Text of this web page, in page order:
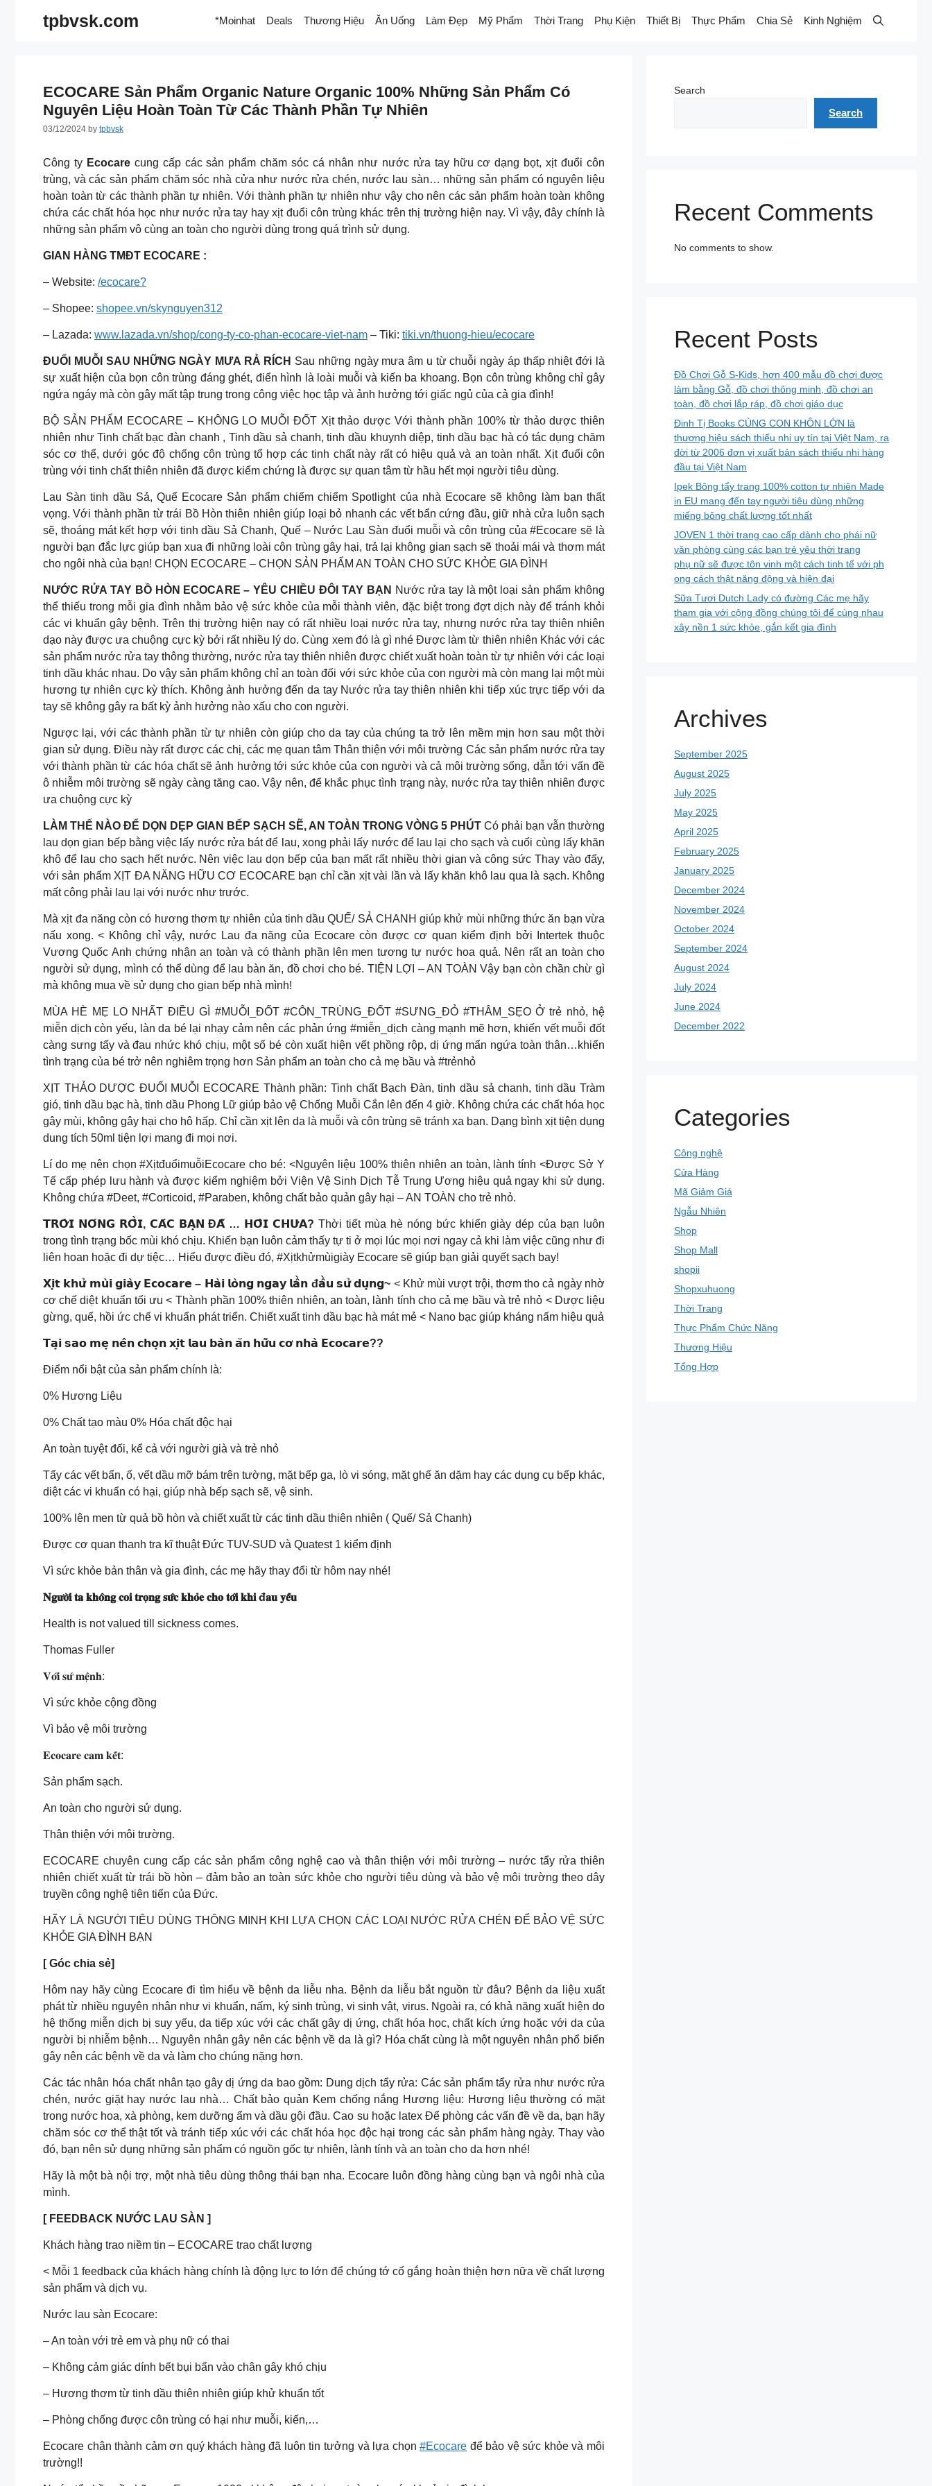
tpbvsk.com *Moinhat Deals Thương Hiệu Ăn Uống Làm Đẹp Mỹ Phẩm Thời Trang Phụ Kiện Thiết Bị Thực Phẩm Chia Sẻ Kinh Nghiệm
ECOCARE Sản Phẩm Organic Nature Organic 100% Những Sản Phẩm Có
Nguyên Liệu Hoàn Toàn Từ Các Thành Phần Tự Nhiên
03/12/2024 by tpbvsk
Công ty Ecocarecung cấp các sản phẩm chăm sóc cá nhân như nước rửa tay hữu cơ dạng bọt, xịt đuổi côn
trùng, và các sản phẩm chăm sóc nhà cửa như nước rửa chén, nước lau sàn… những sản phẩm có nguyên liệu
hoàn toàn từ các thành phần tự nhiên. Với thành phần tự nhiên như vậy cho nên các sản phẩm hoàn toàn không
chứa các chất hóa học như nước rửa tay hay xịt đuổi côn trùng khác trên thị trường hiện nay. Vì vậy, đây chính là
những sản phẩm vô cùng an toàn cho người dùng trong quá trình sử dụng.
GIAN HÀNG TMĐT ECOCARE :
– Website: /ecocare?
– Shopee: shopee.vn/skynguyen312
– Lazada: www.lazada.vn/shop/cong-ty-co-phan-ecocare-viet-nam – Tiki: tiki.vn/thuong-hieu/ecocare
ĐUỔI MUỖI SAU NHỮNG NGÀY MƯA RẢ RÍCH Sau những ngày mưa âm u từ chuỗi ngày áp thấp nhiệt đới là
sự xuất hiện của bọn côn trùng đáng ghét, điển hình là loài muỗi và kiến ba khoang. Bọn côn trùng không chỉ gây
ngứa ngáy mà còn gây mất tập trung trong công việc học tập và ảnh hưởng tới giấc ngủ của cả gia đình!
BỘ SẢN PHẨM ECOCARE – KHÔNG LO MUỖI ĐỐT Xịt thảo dược Với thành phần 100% từ thảo dược thiên
nhiên như Tinh chất bạc đàn chanh , Tinh dầu sả chanh, tinh dầu khuynh diệp, tinh dầu bạc hà có tác dụng chăm
sóc cơ thể, dưới góc độ chống côn trùng tổ hợp các tinh chất này rất có hiệu quả và an toàn nhất. Xịt đuổi côn
trùng với tinh chất thiên nhiên đã được kiểm chứng là được sự quan tâm từ hầu hết mọi người tiêu dùng.
Lau Sàn tinh dầu Sả, Quế Ecocare Sản phẩm chiếm chiếm Spotlight của nhà Ecocare sẽ không làm bạn thất
vọng. Với thành phần từ trái Bồ Hòn thiên nhiên giúp loại bỏ nhanh các vết bẩn cứng đầu, giữ nhà cửa luôn sạch
sẽ, thoáng mát kết hợp với tinh dầu Sả Chanh, Quế – Nước Lau Sàn đuổi muỗi và côn trùng của #Ecocare sẽ là
người bạn đắc lực giúp bạn xua đi những loài côn trùng gây hại, trả lại không gian sạch sẽ thoải mái và thơm mát
cho ngôi nhà của bạn! CHỌN ECOCARE – CHỌN SẢN PHẨM AN TOÀN CHO SỨC KHỎE GIA ĐÌNH
NƯỚC RỬA TAY BỒ HÒN ECOCARE – YÊU CHIỀU ĐÔI TAY BẠN Nước rửa tay là một loại sản phẩm không
thể thiếu trong mỗi gia đình nhằm bảo vệ sức khỏe của mỗi thành viên, đặc biệt trong đợt dịch này để tránh khỏi
các vi khuẩn gây bệnh. Trên thị trường hiện nay có rất nhiều loại nước rửa tay, nhưng nước rửa tay thiên nhiên
dạo này được ưa chuộng cực kỳ bởi rất nhiều lý do. Cùng xem đó là gì nhé Được làm từ thiên nhiên Khác với các
sản phẩm nước rửa tay thông thường, nước rửa tay thiên nhiên được chiết xuất hoàn toàn từ tự nhiên với các loại
tinh dầu khác nhau. Do vậy sản phẩm không chỉ an toàn đối với sức khỏe của con người mà còn mang lại một mùi
hương tự nhiên cực kỳ thích. Không ảnh hưởng đến da tay Nước rửa tay thiên nhiên khi tiếp xúc trực tiếp với da
tay sẽ không gây ra bất kỳ ảnh hưởng nào xấu cho con người.
Ngược lại, với các thành phần từ tự nhiên còn giúp cho da tay của chúng ta trở lên mềm mịn hơn sau một thời
gian sử dụng. Điều này rất được các chị, các mẹ quan tâm Thân thiện với môi trường Các sản phẩm nước rửa tay
với thành phần từ các hóa chất sẽ ảnh hưởng tới sức khỏe của con người và cả môi trường sống, dẫn tới vấn đề
ô nhiễm môi trường sẽ ngày càng tăng cao. Vậy nên, để khắc phục tình trạng này, nước rửa tay thiên nhiên được
ưa chuộng cực kỳ
LÀM THẾ NÀO ĐỂ DỌN DẸP GIAN BẾP SẠCH SẼ, AN TOÀN TRONG VÒNG 5 PHÚT Có phải bạn vẫn thường
lau dọn gian bếp bằng việc lấy nước rửa bát để lau, xong phải lấy nước để lau lại cho sạch và cuối cùng lấy khăn
khô để lau cho sạch hết nước. Nên việc lau dọn bếp của bạn mất rất nhiều thời gian và công sức Thay vào đấy,
với sản phẩm XỊT ĐA NĂNG HỮU CƠ ECOCARE bạn chỉ cần xịt vài lần và lấy khăn khô lau qua là sạch. Không
mất công phải lau lại với nước như trước.
Mà xịt đa năng còn có hương thơm tự nhiên của tinh dầu QUẾ/ SẢ CHANH giúp khử mùi những thức ăn bạn vừa
nấu xong. < Không chỉ vậy, nước Lau đa năng của Ecocare còn được cơ quan kiểm định bởi Intertek thuộc
Vương Quốc Anh chứng nhận an toàn và có thành phần lên men tương tự nước hoa quả. Nên rất an toàn cho
người sử dụng, mình có thể dùng để lau bàn ăn, đồ chơi cho bé. TIỆN LỢI – AN TOÀN Vậy bạn còn chần chừ gì
mà không mua về sử dụng cho gian bếp nhà mình!
MÙA HÈ MẸ LO NHẤT ĐIỀU GÌ #MUỖI_ĐỐT #CÔN_TRÙNG_ĐỐT #SƯNG_ĐỎ #THÂM_SẸO Ở trẻ nhỏ, hệ
miễn dịch còn yếu, làn da bé lại nhạy cảm nên các phản ứng #miễn_dịch càng mạnh mẽ hơn, khiến vết muỗi đốt
càng sưng tấy và đau nhức khó chịu, một số bé còn xuất hiện vết phồng rộp, dị ứng mẩn ngứa toàn thân…khiến
tình trạng của bé trở nên nghiêm trọng hơn Sản phẩm an toàn cho cả mẹ bầu và #trẻnhỏ
XỊT THẢO DƯỢC ĐUỔI MUỖI ECOCARE Thành phần: Tinh chất Bạch Đàn, tinh dầu sả chanh, tinh dầu Tràm
gió, tinh dầu bạc hà, tinh dầu Phong Lữ giúp bảo vệ Chống Muỗi Cắn lên đến 4 giờ. Không chứa các chất hóa học
gây mùi, không gây hại cho hô hấp. Chỉ cần xịt lên da là muỗi và côn trùng sẽ tránh xa bạn. Dạng bình xịt tiện dụng
dung tích 50ml tiện lợi mang đi mọi nơi.
Lí do mẹ nên chọn #XịtđuổimuỗiEcocare cho bé: <Nguyên liệu 100% thiên nhiên an toàn, lành tính <Được Sở Y
Tế cấp phép lưu hành và được kiểm nghiệm bởi Viện Vệ Sinh Dịch Tễ Trung Ương hiệu quả ngay khi sử dụng.
Không chứa #Deet, #Corticoid, #Paraben, không chất bảo quản gây hại – AN TOÀN cho trẻ nhỏ.
𝗧𝗥𝗢̛̀𝗜 𝗡𝗢́𝗡𝗚 𝗥𝗢̂̀𝗜, 𝗖𝗔́𝗖 𝗕𝗔̣𝗡 Đ𝗔̃ … 𝗛𝗢̂𝗜 𝗖𝗛𝗨̛𝗔?Thời tiết mùa hè nóng bức khiến giày dép của bạn luôn
trong tình trạng bốc mùi khó chịu. Khiến bạn luôn cảm thấy tự ti ở mọi lúc mọi nơi ngay cả khi làm việc cũng như đi
liên hoan hoặc đi dự tiệc… Hiểu được điều đó, #Xịtkhửmùigiày Ecocare sẽ giúp bạn giải quyết sạch bay!
𝗫𝗶̣𝘁 𝗸𝗵𝘂̛̉ 𝗺𝘂̀𝗶 𝗴𝗶𝗮̀𝘆 𝗘𝗰𝗼𝗰𝗮𝗿𝗲 – 𝗛𝗮̀𝗶 𝗹𝗼̀𝗻𝗴 𝗻𝗴𝗮𝘆 𝗹𝗮̂̀𝗻 đ𝗮̂̀𝘂 𝘀𝘂̛̉ 𝗱𝘂̣𝗻𝗴~ < Khử mùi vượt trội, thơm tho cả ngày nhờ
cơ chế diệt khuẩn tối ưu < Thành phần 100% thiên nhiên, an toàn, lành tính cho cả mẹ bầu và trẻ nhỏ < Dược liệu
gừng, quế, hồi ức chế vi khuẩn phát triển. Chiết xuất tinh dầu bạc hà mát mẻ < Nano bạc giúp kháng nấm hiệu quả
𝗧𝗮̣𝗶 𝘀𝗮𝗼 𝗺𝗲̣ 𝗻𝗲̂𝗻 𝗰𝗵𝗼̣𝗻 𝘅𝗶̣𝘁 𝗹𝗮𝘂 𝗯𝗮̀𝗻 𝗮̆𝗻 𝗵𝘂̛̃𝘂 𝗰𝗼̛ 𝗻𝗵𝗮̀ 𝗘𝗰𝗼𝗰𝗮𝗿𝗲??
Điểm nổi bật của sản phẩm chính là:
0% Hương Liệu
0% Chất tạo màu 0% Hóa chất độc hại
An toàn tuyệt đối, kể cả với người già và trẻ nhỏ
Tẩy các vết bẩn, ố, vết dầu mỡ bám trên tường, mặt bếp ga, lò vi sóng, mặt ghế ăn dặm hay các dụng cụ bếp khác,
diệt các vi khuẩn có hại, giúp nhà bếp sạch sẽ, vệ sinh.
100% lên men từ quả bồ hòn và chiết xuất từ các tinh dầu thiên nhiên ( Quế/ Sả Chanh)
Được cơ quan thanh tra kĩ thuật Đức TUV-SUD và Quatest 1 kiểm định
Vì sức khỏe bản thân và gia đình, các mẹ hãy thay đổi từ hôm nay nhé!
𝐍𝐠𝐮̛𝐨̛̀𝐢 𝐭𝐚 𝐤𝐡𝐨̂𝐧𝐠 𝐜𝐨𝐢 𝐭𝐫𝐨̣𝐧𝐠 𝐬𝐮̛́𝐜 𝐤𝐡𝐨̉𝐞 𝐜𝐡𝐨 𝐭𝐨̛́𝐢 𝐤𝐡𝐢 đ𝐚𝐮 𝐲𝐞̂́𝐮
Health is not valued till sickness comes.
Thomas Fuller
𝐕𝐨̛́𝐢 𝐬𝐮̛́ 𝐦𝐞̣̂𝐧𝐡:
Vì sức khỏe cộng đồng
Vì bảo vệ môi trường
𝐄𝐜𝐨𝐜𝐚𝐫𝐞 𝐜𝐚𝐦 𝐤𝐞̂́𝐭:
Sản phẩm sạch.
An toàn cho người sử dụng.
Thân thiện với môi trường.
ECOCARE chuyên cung cấp các sản phẩm công nghệ cao và thân thiện với môi trường – nước tẩy rửa thiên
nhiên chiết xuất từ trái bồ hòn – đảm bảo an toàn sức khỏe cho người tiêu dùng và bảo vệ môi trường theo dây
truyền công nghệ tiên tiến của Đức.
HÃY LÀ NGƯỜI TIÊU DÙNG THÔNG MINH KHI LỰA CHỌN CÁC LOẠI NƯỚC RỬA CHÉN ĐỂ BẢO VỆ SỨC
KHỎE GIA ĐÌNH BẠN
[ Góc chia sẻ]
Hôm nay hãy cùng Ecocare đi tìm hiểu về bệnh da liễu nha. Bệnh da liễu bắt nguồn từ đâu? Bệnh da liệu xuất
phát từ nhiều nguyên nhân như vi khuẩn, nấm, ký sinh trùng, vi sinh vật, virus. Ngoài ra, có khả năng xuất hiện do
hệ thống miễn dịch bị suy yếu, da tiếp xúc với các chất gây dị ứng, chất hóa học, chất kích ứng hoặc với da của
người bị nhiễm bệnh… Nguyên nhân gây nên các bệnh về da là gì? Hóa chất cùng là một nguyên nhân phổ biến
gây nên các bệnh về da và làm cho chúng nặng hơn.
Các tác nhân hóa chất nhân tạo gây dị ứng da bao gồm: Dung dịch tẩy rửa: Các sản phẩm tẩy rửa như nước rửa
chén, nước giặt hay nước lau nhà… Chất bảo quản Kem chống nắng Hương liệu: Hương liệu thường có mặt
trong nước hoa, xà phòng, kem dưỡng ẩm và dầu gội đầu. Cao su hoặc latex Để phòng các vấn đề về da, bạn hãy
chăm sóc cơ thể thật tốt và tránh tiếp xúc với các chất hóa học độc hại trong các sản phẩm hàng ngày. Thay vào
đó, bạn nên sử dụng những sản phẩm có nguồn gốc tự nhiên, lành tính và an toàn cho da hơn nhé!
Hãy là một bà nội trợ, một nhà tiêu dùng thông thái bạn nha. Ecocare luôn đồng hàng cùng bạn và ngôi nhà của
mình.
[ FEEDBACK NƯỚC LAU SÀN ]
Khách hàng trao niềm tin – ECOCARE trao chất lượng
< Mỗi 1 feedback của khách hàng chính là động lực to lớn để chúng tớ cố gắng hoàn thiện hơn nữa về chất lượng
sản phẩm và dịch vụ.
Nước lau sàn Ecocare:
– An toàn với trẻ em và phụ nữ có thai
– Không cảm giác dính bết bụi bẩn vào chân gây khó chịu
– Hương thơm từ tinh dầu thiên nhiên giúp khử khuẩn tốt
– Phòng chống được côn trùng có hại như muỗi, kiến,…
Ecocare chân thành cảm ơn quý khách hàng đã luôn tin tưởng và lựa chọn#Ecocare để bảo vệ sức khỏe và môi
trường!!
Search
Search
Recent Comments
No comments to show.
Recent Posts
Đồ Chơi Gỗ S-Kids, hơn 400 mẫu đồ chơi được
làm bằng Gỗ, đồ chơi thông minh, đồ chơi an
toàn, đồ chơi lắp ráp, đồ chơi giáo dục
Đinh Tị Books CÙNG CON KHÔN LỚN là
thương hiệu sách thiếu nhi uy tín tại Việt Nam, ra
đời từ 2006 đơn vị xuất bản sách thiếu nhi hàng
đầu tại Việt Nam
Ipek Bông tẩy trang 100% cotton tự nhiên Made
in EU mang đến tay người tiêu dùng những
miếng bông chất lượng tốt nhất
JOVEN 1 thời trang cao cấp dành cho phái nữ
văn phòng cùng các bạn trẻ yêu thời trang
phụ nữ sẽ được tôn vinh một cách tinh tế với ph
ong cách thật năng động và hiện đại
Sữa Tươi Dutch Lady có đường Các mẹ hãy
tham gia với cộng đồng chúng tôi để cùng nhau
xây nền 1 sức khỏe, gắn kết gia đình
Archives
September 2025
August 2025
July 2025
May 2025
April 2025
February 2025
January 2025
December 2024
November 2024
October 2024
September 2024
August 2024
July 2024
June 2024
December 2022
Categories
Công nghệ
Cửa Hàng
Mã Giảm Giá
Ngẫu Nhiên
Shop
Shop Mall
shopii
Shopxuhuong
Thời Trang
Thực Phẩm Chức Năng
Thương Hiệu
Tổng Hợp